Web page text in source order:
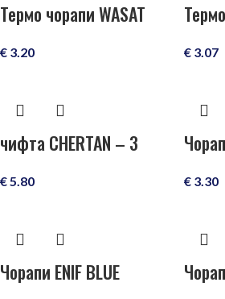
Термо чорапи WASAT
€ 3.20 € 3.07
чифта CHERTAN – 3
€5.80 € 3.30
Чорапи ENIF BLUE